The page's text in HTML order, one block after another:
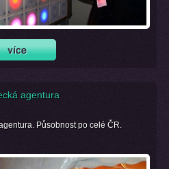
agentura
Působnost po celé ČR.